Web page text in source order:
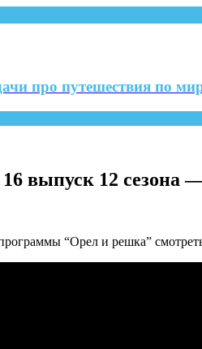
про путешествия по
выпуск 12 сезона
“Орел и решка”